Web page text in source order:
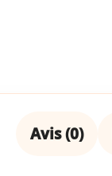
Avis (0)